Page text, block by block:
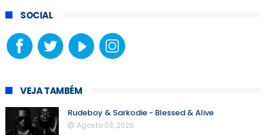
SOCIAL
VEJA TAMBÉM
Rudeboy & Sarkodie - Blessed & Alive
Agosto 03, 2026